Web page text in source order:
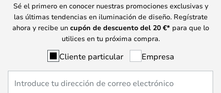
Sé el primero en conocer nuestras promociones exclusivas y
las últimas tendencias en iluminación de diseño. Regístrate
ahora y recibe un cupón de descuento del 20 €* para que lo
utilices en tu próxima compra.
Cliente particular Empresa